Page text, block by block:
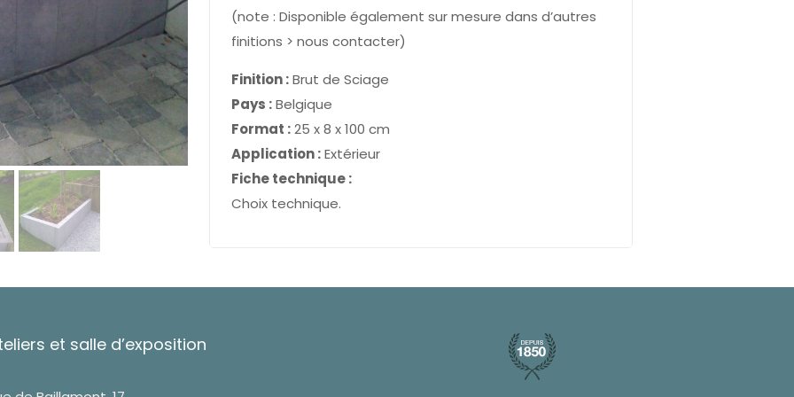
(note : Disponible également sur mesure dans d’autres
finitions > nous contacter)
Finition :Brut de Sciage
Pays :Belgique
Format :25 x 8 x 100 cm
Application :Extérieur
Fiche technique :
Choix technique.
et salle d’exposition